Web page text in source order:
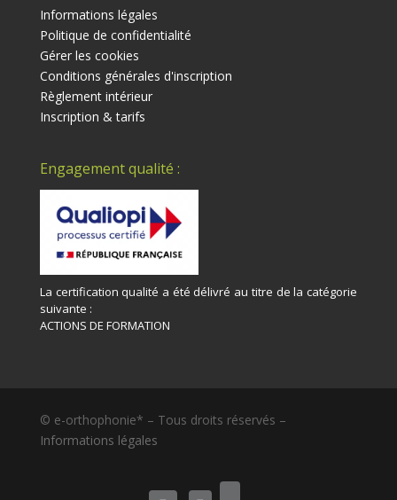
Informations légales
Politique de confidentialité
Gérer les cookies
Conditions générales d'inscription
Règlement intérieur
Inscription & tarifs
Engagement qualité :
La certification qualité a été délivré au titre de la catégorie
suivante :
ACTIONS DE FORMATION
© e-orthophonie* – Tous droits réservés –
Informations légales